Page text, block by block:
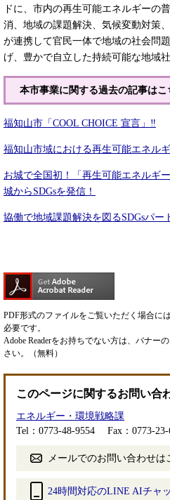
ドに、市内の再生可能エネルギーの
消、地域の課題解決、気候変動対策
が連携して官民一体で地域の社会問
げ、豊かで自立した持続可能な地域
本市事業に関する過去の記事はこ
福知山市「COOL CHOICE 宣言」‼
福知山市域における再生可能エネル
お城で全国初！「再生可能エネルギ
城からSDGsを発信！
協働で地域課題解決を図るSDGsパー
PDF形式のファイルをご覧いただく場合に
必要です。
Adobe Readerをお持ちでない方は、バナー
さい。（無料）
このページに関するお問い合
エネルギー・環境戦略課
Tel：0773-48-9554
Fax：0773-23-
メールでのお問い合わせは
24時間対応のLINE AIチャ